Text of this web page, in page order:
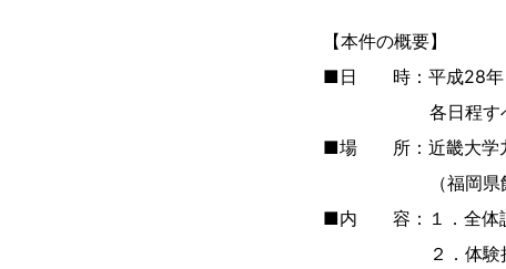
【本件の概要】
■日 時：平成28年（
各日程すべて 午
■場 所：近畿大学九
（福岡県飯塚市
■内 容：１．全体
２．体験授